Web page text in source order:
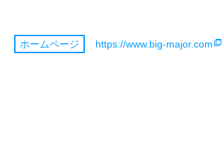
https://www.big-major.com